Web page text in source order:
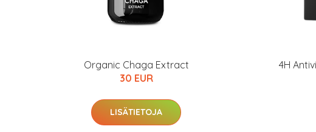
Organic Chaga Extract
30 EUR
LISÄTIETOJA
4H